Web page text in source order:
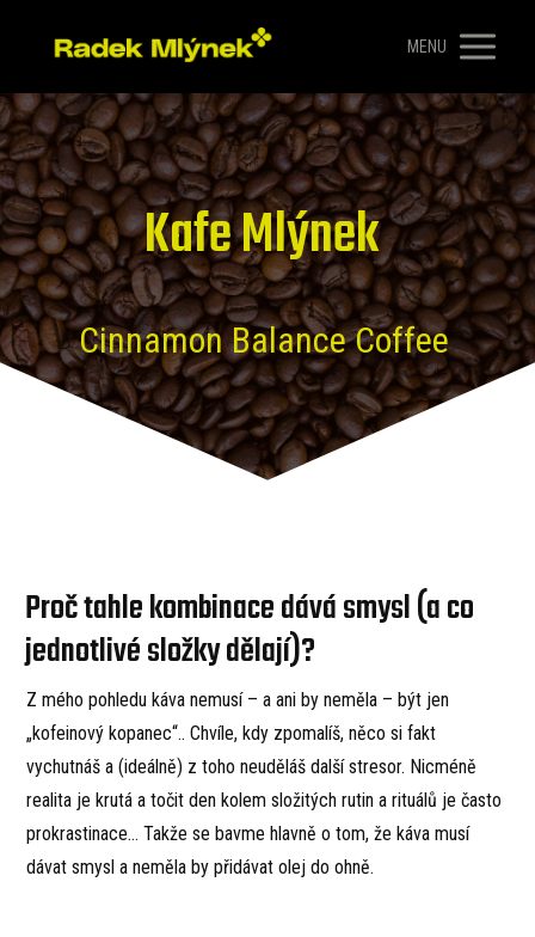
MENU
Kafe Mlýnek
Cinnamon Balance Coffee
Proč tahle kombinace dává smysl (a co
jednotlivé složky dělají)?
Z mého pohledu káva nemusí – a ani by neměla – být jen
„kofeinový kopanec“.. Chvíle, kdy zpomalíš, něco si fakt
vychutnáš a (ideálně) z toho neuděláš další stresor. Nicméně
realita je krutá a točit den kolem složitých rutin a rituálů je často
prokrastinace… Takže se bavme hlavně o tom, že káva musí
dávat smysl a neměla by přidávat olej do ohně.